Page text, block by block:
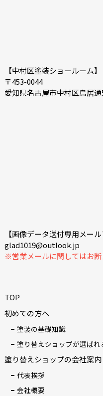
【中村区塗装ショールーム】
〒453-0044
愛知県名古屋市中村区鳥居
【画像データ送付専用メール
glad1019@outlook.jp
※営業メールに関してはお断
TOP
初めての方へ
塗装の基礎知識
塗り替えショップが選ばれ
塗り替えショップの会社案内
代表挨拶
会社概要